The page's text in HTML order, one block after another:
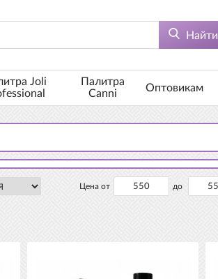
Найти
Joli
Палитра
Canni
Оптовикам
Цена от до